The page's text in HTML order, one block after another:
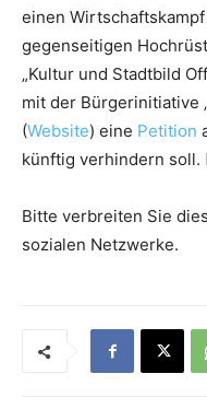
einen
gegenseitigen
„Kultur und Stadtbild
mit der Bürgerinitiative
(Website) eine Petition
künftig verhindern soll.
Bitte verbreiten Sie
sozialen Netzwerke.